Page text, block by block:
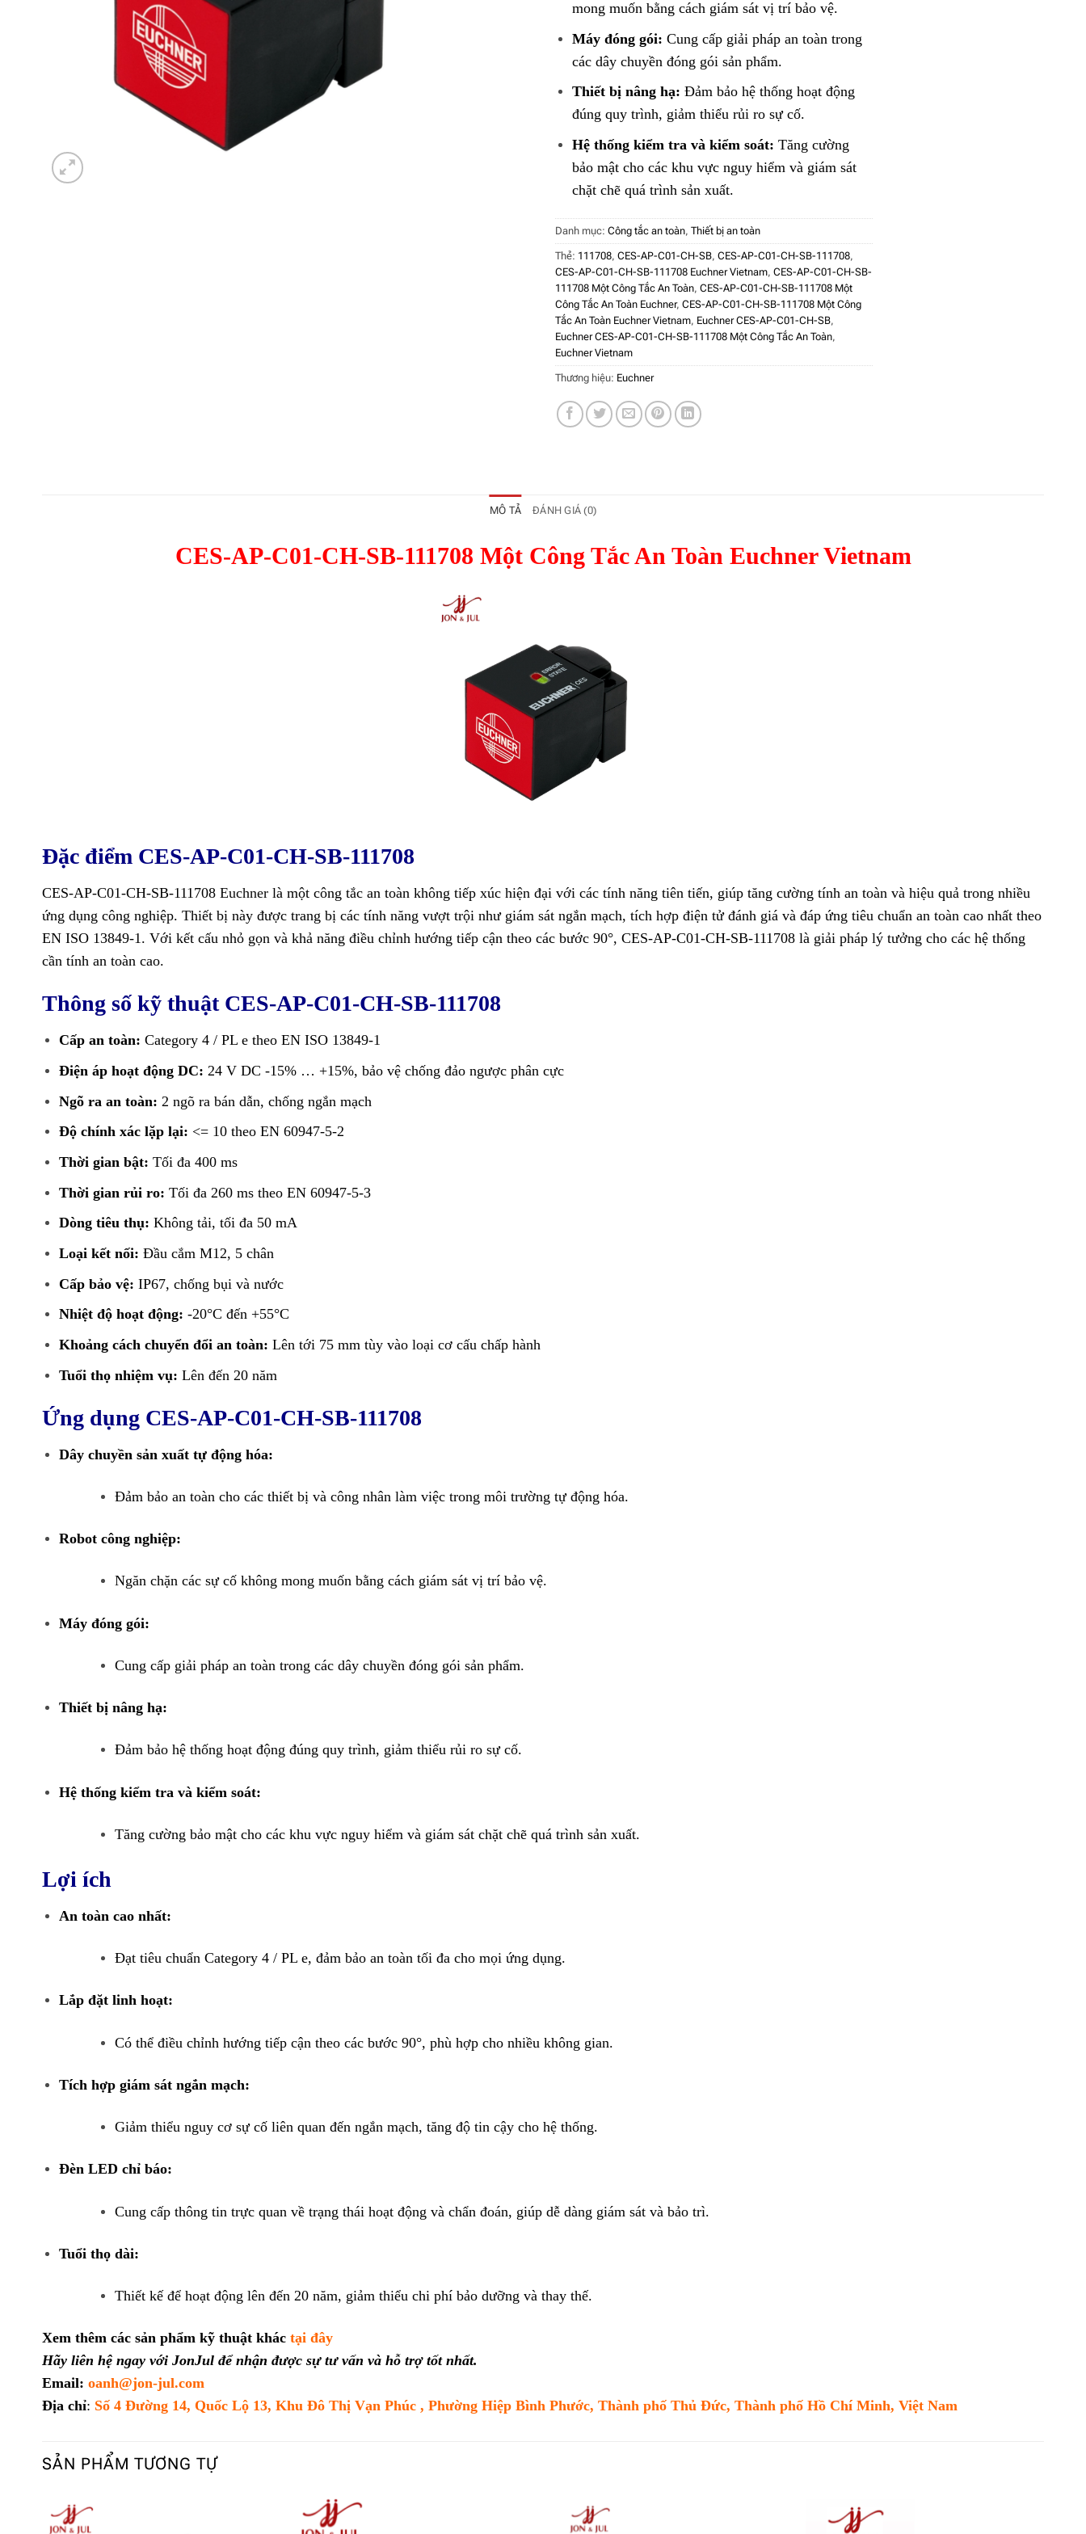
mong muốn bằng cách giám sát vị trí bảo vệ.
Máy đóng gói: Cung cấp giải pháp an toàn trong
các dây chuyền đóng gói sản phẩm.
Thiết bị nâng hạ: Đảm bảo hệ thống hoạt động
đúng quy trình, giảm thiểu rủi ro sự cố.
Hệ thống kiểm tra và kiểm soát: Tăng cường
bảo mật cho các khu vực nguy hiểm và giám sát
chặt chẽ quá trình sản xuất.
Danh mục: Công tắc an toàn, Thiết bị an toàn
Thẻ: 111708, CES-AP-C01-CH-SB, CES-AP-C01-CH-SB-111708,
CES-AP-C01-CH-SB-111708 Euchner Vietnam, CES-AP-C01-CH-SB-
111708 Một Công Tắc An Toàn, CES-AP-C01-CH-SB-111708 Một
Công Tắc An Toàn Euchner, CES-AP-C01-CH-SB-111708 Một Công
Tắc An Toàn Euchner Vietnam, Euchner CES-AP-C01-CH-SB,
Euchner CES-AP-C01-CH-SB-111708 Một Công Tắc An Toàn,
Euchner Vietnam
Thương hiệu: Euchner
MÔ TẢ ĐÁNH GIÁ (0)
CES-AP-C01-CH-SB-111708 Một Công Tắc An Toàn Euchner Vietnam
Đặc điểm CES-AP-C01-CH-SB-111708
CES-AP-C01-CH-SB-111708 Euchner là một công tắc an toàn không tiếp xúc hiện đại với các tính năng tiên tiến, giúp tăng cường tính an toàn và hiệu quả trong nhiều
ứng dụng công nghiệp. Thiết bị này được trang bị các tính năng vượt trội như giám sát ngắn mạch, tích hợp điện tử đánh giá và đáp ứng tiêu chuẩn an toàn cao nhất theo
EN ISO 13849-1. Với kết cấu nhỏ gọn và khả năng điều chỉnh hướng tiếp cận theo các bước 90°, CES-AP-C01-CH-SB-111708 là giải pháp lý tưởng cho các hệ thống
cần tính an toàn cao.
Thông số kỹ thuật CES-AP-C01-CH-SB-111708
Cấp an toàn: Category 4 / PL e theo EN ISO 13849-1
Điện áp hoạt động DC: 24 V DC -15% … +15%, bảo vệ chống đảo ngược phân cực
Ngõ ra an toàn: 2 ngõ ra bán dẫn, chống ngắn mạch
Độ chính xác lặp lại: <= 10 theo EN 60947-5-2
Thời gian bật: Tối đa 400 ms
Thời gian rủi ro: Tối đa 260 ms theo EN 60947-5-3
Dòng tiêu thụ: Không tải, tối đa 50 mA
Loại kết nối: Đầu cắm M12, 5 chân
Cấp bảo vệ: IP67, chống bụi và nước
Nhiệt độ hoạt động: -20°C đến +55°C
Khoảng cách chuyển đổi an toàn: Lên tới 75 mm tùy vào loại cơ cấu chấp hành
Tuổi thọ nhiệm vụ: Lên đến 20 năm
Ứng dụng CES-AP-C01-CH-SB-111708
Dây chuyền sản xuất tự động hóa:
Đảm bảo an toàn cho các thiết bị và công nhân làm việc trong môi trường tự động hóa.
Robot công nghiệp:
Ngăn chặn các sự cố không mong muốn bằng cách giám sát vị trí bảo vệ.
Máy đóng gói:
Cung cấp giải pháp an toàn trong các dây chuyền đóng gói sản phẩm.
Thiết bị nâng hạ:
Đảm bảo hệ thống hoạt động đúng quy trình, giảm thiểu rủi ro sự cố.
Hệ thống kiểm tra và kiểm soát:
Tăng cường bảo mật cho các khu vực nguy hiểm và giám sát chặt chẽ quá trình sản xuất.
Lợi ích
An toàn cao nhất:
Đạt tiêu chuẩn Category 4 / PL e, đảm bảo an toàn tối đa cho mọi ứng dụng.
Lắp đặt linh hoạt:
Có thể điều chỉnh hướng tiếp cận theo các bước 90°, phù hợp cho nhiều không gian.
Tích hợp giám sát ngắn mạch:
Giảm thiểu nguy cơ sự cố liên quan đến ngắn mạch, tăng độ tin cậy cho hệ thống.
Đèn LED chỉ báo:
Cung cấp thông tin trực quan về trạng thái hoạt động và chẩn đoán, giúp dễ dàng giám sát và bảo trì.
Tuổi thọ dài:
Thiết kế để hoạt động lên đến 20 năm, giảm thiểu chi phí bảo dưỡng và thay thế.
Xem thêm các sản phẩm kỹ thuật khác tại đây
Hãy liên hệ ngay với JonJul để nhận được sự tư vấn và hỗ trợ tốt nhất.
Email: oanh@jon-jul.com
Địa chỉ: Số 4 Đường 14, Quốc Lộ 13, Khu Đô Thị Vạn Phúc , Phường Hiệp Bình Phước, Thành phố Thủ Đức, Thành phố Hồ Chí Minh, Việt Nam
SẢN PHẨM TƯƠNG TỰ